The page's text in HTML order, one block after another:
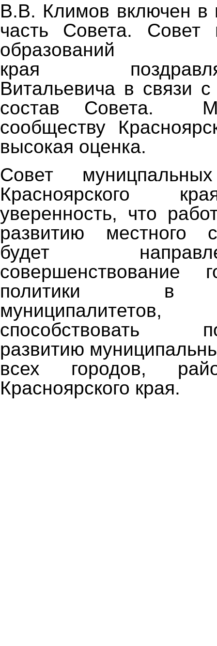
В.В. Климов включен в
часть Совета. Совет
образований
края
Витальевича в связи
состав Совета.
сообществу
высокая оценка.
Совет
Красноярского
уверенность, что
развитию местного
будет
совершенствование
политики в
способствовать
развитию
всех городов,
Красноярского края.